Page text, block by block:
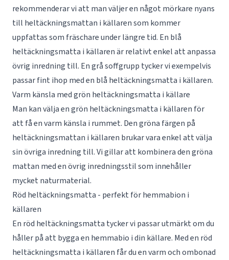
rekommenderar vi att man väljer en något mörkare nyans
till heltäckningsmattan i källaren som kommer
uppfattas som fräschare under längre tid. En blå
heltäckningsmatta i källaren är relativt enkel att anpassa
övrig inredning till. En grå soffgrupp tycker vi exempelvis
passar fint ihop med en blå heltäckningsmatta i källaren.
Varm känsla med grön heltäckningsmatta i källare
Man kan välja en grön heltäckningsmatta i källaren för
att få en varm känsla i rummet. Den gröna färgen på
heltäckningsmattan i källaren brukar vara enkel att välja
sin övriga inredning till. Vi gillar att kombinera den gröna
mattan med en övrig inredningsstil som innehåller
mycket naturmaterial.
Röd heltäckningsmatta - perfekt för hemmabion i
källaren
En röd heltäckningsmatta tycker vi passar utmärkt om du
håller på att bygga en hemmabio i din källare. Med en röd
heltäckningsmatta i källaren får du en varm och ombonad